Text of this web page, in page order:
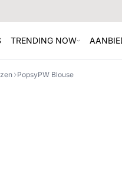
TRENDING NOW
PopsyPW Blouse